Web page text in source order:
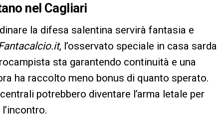
nel Cagliari
la difesa salentina servirà fantasia e
, l’osservato speciale in casa sarda
sta garantendo continuità e una
ha raccolto meno bonus di quanto sperato.
potrebbero diventare l’arma letale per